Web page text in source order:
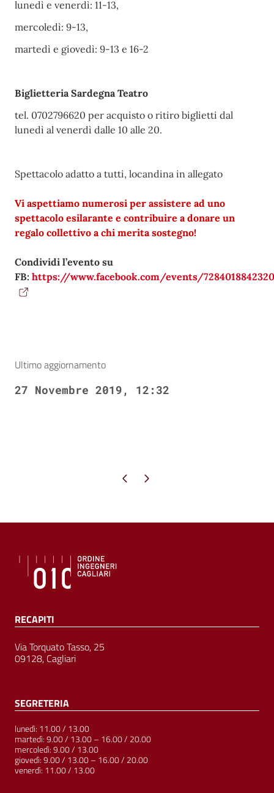
lunedì e venerdì: 11-13,
mercoledì: 9-13,
martedì e giovedì: 9-13 e 16-2
Biglietteria Sardegna Teatro
tel. 0702796620 per acquisto o ritiro biglietti dal
lunedì al venerdì dalle 10 alle 20.
Spettacolo adatto a tutti, locandina in allegato
Vi aspettiamo numerosi per assistere ad uno
spettacolo esilarante e contribuire a donare un
regalo collettivo a chi merita sostegno!
Condividi l’evento su
FB: https://www.facebook.com/events/
Ultimo aggiornamento
27 Novembre 2019, 12:32
Pagina precedente
Pagina successiva
RECAPITI
Via Torquato Tasso, 25
09128, Cagliari
SEGRETERIA
lunedì: 11.00 / 13.00
martedì: 9.00 / 13.00 – 16.00 / 20.00
mercoledì: 9.00 / 13.00
giovedì: 9.00 / 13.00 – 16.00 / 20.00
venerdì: 11.00 / 13.00